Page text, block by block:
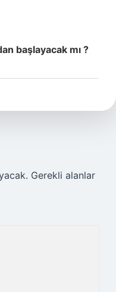
başlayacak mı ?
Gerekli alanlar